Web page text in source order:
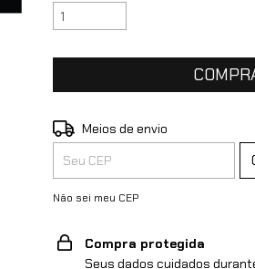
Entregas para o CEP:
Meios de envio
Não sei meu CEP
Compra protegida
Seus dados cuidados